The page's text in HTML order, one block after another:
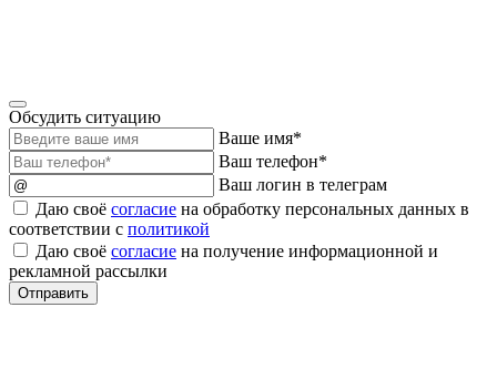
Обсудить ситуацию
Ваше имя*
Ваш телефон*
Ваш логин в телеграм
Даю своё согласие на обработку персональных данных в
соответствии с политикой
Даю своё согласие на получение информационной и
рекламной рассылки
Отправить